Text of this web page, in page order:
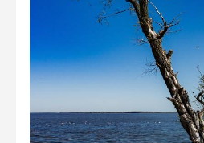
2023 kuvakilpailu lisä
Liikkuvat kuvat 2023
Hiite kuvavõistlus 2022
Hiite kuvavõistlus 2022 lisa
Liikkuvat kuvat 2022